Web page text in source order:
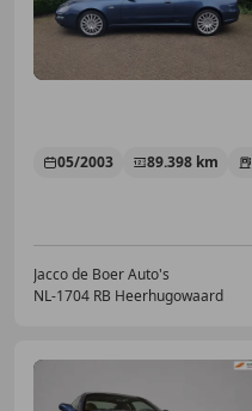
05/2003 89.398 km
Jacco de Boer Auto's
NL-1704 RB Heerhugowaard